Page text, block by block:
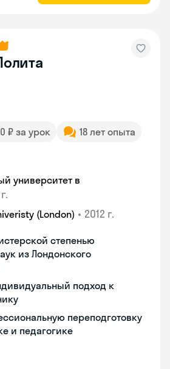
₽ за урок
18 лет опыта
университет в
(London) • 2012 г.
степенью
из Лондонского
подход к
переподготовку
и педагогике